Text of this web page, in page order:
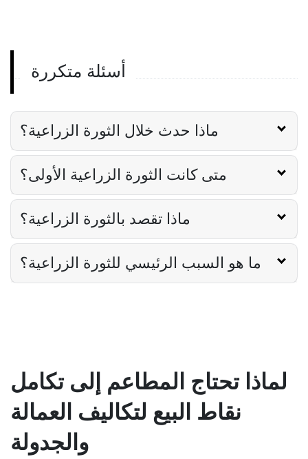
Employee Scheduling
Derrick McMahon Feb 12, 2026
Food Safety
قائمة التحقق من سلامة الغذاء للمطاعم
Derrick McMahon
Restaurant Management
كيف تعرف ما إذا كان مطعمك قد تجاوز
كيفية تقليل ساعات العمل الإضافية في
المطاعم
Derrick McMahon Feb 04, 2026
أسئلة متكررة
ماذا حدث خلال الثورة الزراعية؟
متى كانت الثورة الزراعية الأولى؟
ماذا تقصد بالثورة الزراعية؟
ما هو السبب الرئيسي للثورة الزراعية؟
لماذا تحتاج المطاعم إلى تكامل
نقاط البيع لتكاليف العمالة
والجدولة